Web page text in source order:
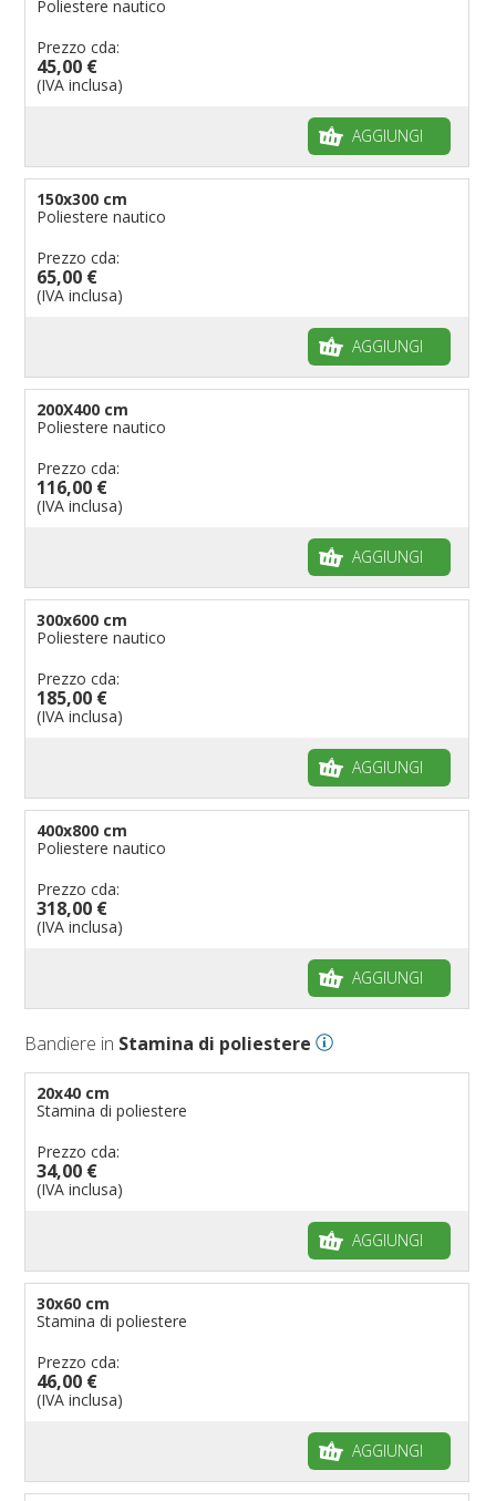
Poliestere nautico
Prezzo cda:
45,00 €
(IVA inclusa)
AGGIUNGI
150x300 cm
Poliestere nautico
Prezzo cda:
65,00 €
(IVA inclusa)
AGGIUNGI
200X400 cm
Poliestere nautico
Prezzo cda:
116,00 €
(IVA inclusa)
AGGIUNGI
300x600 cm
Poliestere nautico
Prezzo cda:
185,00 €
(IVA inclusa)
AGGIUNGI
400x800 cm
Poliestere nautico
Prezzo cda:
318,00 €
(IVA inclusa)
AGGIUNGI
Bandiere in Stamina di poliestere
20x40 cm
Stamina di poliestere
Prezzo cda:
34,00 €
(IVA inclusa)
AGGIUNGI
30x60 cm
Stamina di poliestere
Prezzo cda:
46,00 €
(IVA inclusa)
AGGIUNGI